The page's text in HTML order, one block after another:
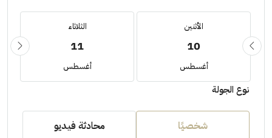
الأثنين
10
أغسطس
الثلاثاء
11
أغسطس
نوع الجولة
شخصيًا محادثة فيديو